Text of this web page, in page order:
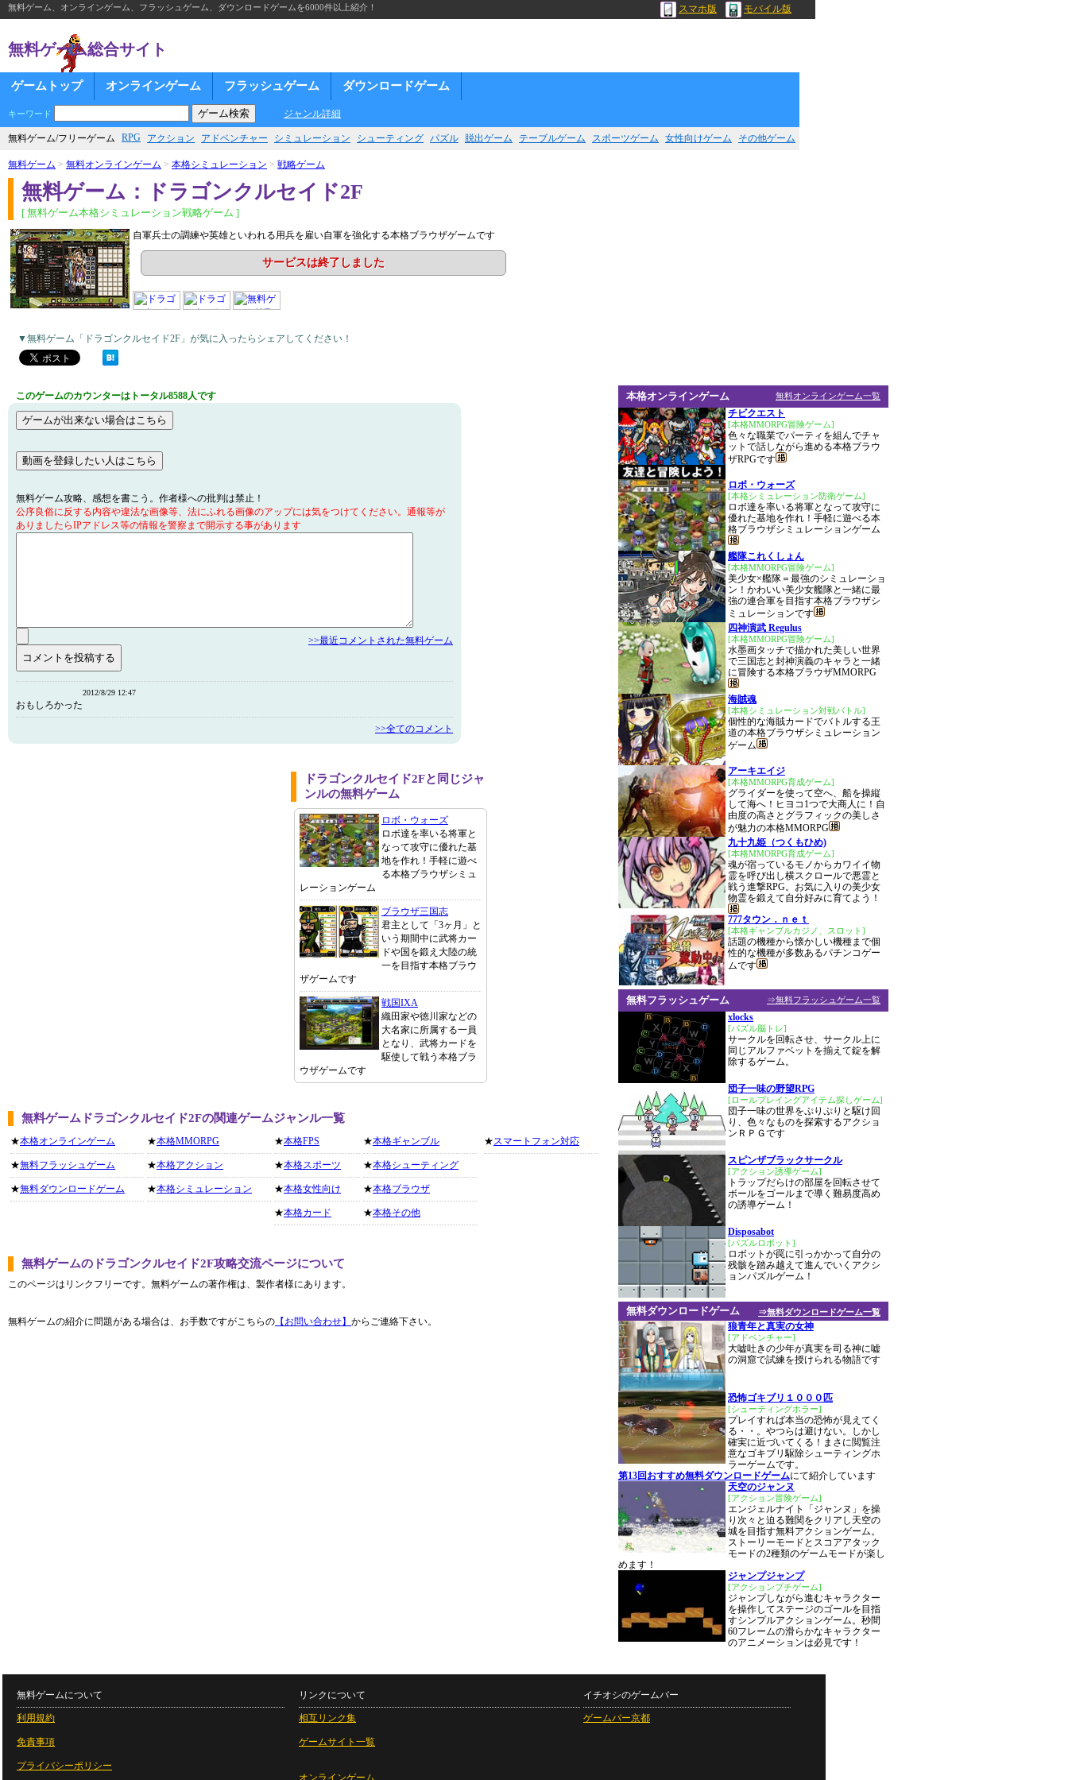
無料ゲーム、オンラインゲーム、フラッシュゲーム、ダウンロードゲームを6000件以上紹介！ スマホ版 モバイル版
無料ゲーム総合サイト
ゲームトップ オンラインゲーム フラッシュゲーム ダウンロードゲーム
キーワード ジャンル詳細
無料ゲーム/フリーゲーム RPG アクション アドベンチャー シミュレーション シューティング パズル 脱出ゲーム テーブルゲーム スポーツゲーム 女性向けゲーム その他ゲーム
無料ゲーム > 無料オンラインゲーム > 本格シミュレーション > 戦略ゲーム
無料ゲーム：ドラゴンクルセイド2F
[ 無料ゲーム本格シミュレーション戦略ゲーム ]
自軍兵士の調練や英雄といわれる用兵を雇い自軍を強化する本格ブラウザゲームです
サービスは終了しました
▼無料ゲーム「ドラゴンクルセイド2F」が気に入ったらシェアしてください！
このゲームのカウンターはトータル8588人です
無料ゲーム攻略、感想を書こう。作者様への批判は禁止！
公序良俗に反する内容や違法な画像等、法にふれる画像のアップには気をつけてください。通報等が
ありましたらIPアドレス等の情報を警察まで開示する事があります
>>最近コメントされた無料ゲーム
2012/8/29 12:47
おもしろかった
>>全てのコメント
ドラゴンクルセイド2Fと同じジャ
ンルの無料ゲーム
ロボ・ウォーズ
ロボ達を率いる将軍と
なって攻守に優れた基
地を作れ！手軽に遊べ
る本格ブラウザシミュ
レーションゲーム
ブラウザ三国志
君主として「3ヶ月」と
いう期間中に武将カー
ドや国を鍛え大陸の統
一を目指す本格ブラウ
ザゲームです
戦国IXA
織田家や徳川家などの
大名家に所属する一員
となり、武将カードを
駆使して戦う本格ブラ
ウザゲームです
無料ゲームドラゴンクルセイド2Fの関連ゲームジャンル一覧
★本格オンラインゲーム
★無料フラッシュゲーム
★無料ダウンロードゲーム
★本格MMORPG
★本格アクション
★本格シミュレーション
★本格FPS
★本格スポーツ
★本格女性向け
★本格カード
★本格ギャンブル
★本格シューティング
★本格ブラウザ
★本格その他
★スマートフォン対応
無料ゲームのドラゴンクルセイド2F攻略交流ページについて
このページはリンクフリーです。無料ゲームの著作権は、製作者様にあります。
無料ゲームの紹介に問題がある場合は、お手数ですがこちらの 【お問い合わせ】 からご連絡下さい。
無料オンラインゲーム一覧
本格オンラインゲーム
チビクエスト
[本格MMORPG冒険ゲーム]
色々な職業でパーティを組んでチャ
ットで話しながら進める本格ブラウ
ザRPGです
ロボ・ウォーズ
[本格シミュレーション防衛ゲーム]
ロボ達を率いる将軍となって攻守に
優れた基地を作れ！手軽に遊べる本
格ブラウザシミュレーションゲーム
艦隊これくしょん
[本格MMORPG冒険ゲーム]
美少女×艦隊＝最強のシミュレーショ
ン！かわいい美少女艦隊と一緒に最
強の連合軍を目指す本格ブラウザシ
ミュレーションです
四神演武 Regulus
[本格MMORPG冒険ゲーム]
水墨画タッチで描かれた美しい世界
で三国志と封神演義のキャラと一緒
に冒険する本格ブラウザMMORPG
海賊魂
[本格シミュレーション対戦バトル]
個性的な海賊カードでバトルする王
道の本格ブラウザシミュレーション
ゲーム
アーキエイジ
[本格MMORPG育成ゲーム]
グライダーを使って空へ、船を操縦
して海へ！ヒヨコ1つで大商人に！自
由度の高さとグラフィックの美しさ
が魅力の本格MMORPG
九十九姫（つくもひめ)
[本格MMORPG育成ゲーム]
魂が宿っているモノからカワイイ物
霊を呼び出し横スクロールで悪霊と
戦う進撃RPG。お気に入りの美少女
物霊を鍛えて自分好みに育てよう！
777タウン．ｎｅｔ
[本格ギャンブルカジノ、スロット]
話題の機種から懐かしい機種まで個
性的な機種が多数あるパチンコゲー
ムです
⇒無料フラッシュゲーム一覧
無料フラッシュゲーム
xlocks
[パズル脳トレ]
サークルを回転させ、サークル上に
同じアルファベットを揃えて錠を解
除するゲーム。
団子一味の野望RPG
[ロールプレイングアイテム探しゲーム]
団子一味の世界をぷりぷりと駆け回
り、色々なものを探索するアクショ
ンＲＰＧです
スピンザブラックサークル
[アクション誘導ゲーム]
トラップだらけの部屋を回転させて
ボールをゴールまで導く難易度高め
の誘導ゲーム！
Disposabot
[パズルロボット]
ロボットが罠に引っかかって自分の
残骸を踏み越えて進んでいくアクシ
ョンパズルゲーム！
⇒無料ダウンロードゲーム一覧
無料ダウンロードゲーム
狼青年と真実の女神
[アドベンチャー]
大嘘吐きの少年が真実を司る神に嘘
の洞窟で試練を授けられる物語です
恐怖ゴキブリ１０００匹
[シューティングホラー]
プレイすれば本当の恐怖が見えてく
る・・。やつらは避けない。しかし
確実に近づいてくる！まさに閲覧注
意なゴキブリ駆除シューティングホ
ラーゲームです。
第13回おすすめ無料ダウンロードゲームにて紹介しています
天空のジャンヌ
[アクション冒険ゲーム]
エンジェルナイト「ジャンヌ」を操
り次々と迫る難関をクリアし天空の
城を目指す無料アクションゲーム。
ストーリーモードとスコアアタック
モードの2種類のゲームモードが楽し
めます！
ジャンプジャンプ
[アクションプチゲーム]
ジャンプしながら進むキャラクター
を操作してステージのゴールを目指
すシンプルアクションゲーム。秒間
60フレームの滑らかなキャラクター
のアニメーションは必見です！
無料ゲームについて
利用規約
免責事項
プライバシーポリシー
リンクについて
相互リンク集
ゲームサイト一覧
オンラインゲーム
イチオシのゲームバー
ゲームバー京都